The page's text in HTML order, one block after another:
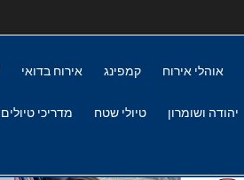
אוהלי אירוח קמפינג אירוח בדואי
יהודה ושומרון טיולי שטח מדריכי טיולים